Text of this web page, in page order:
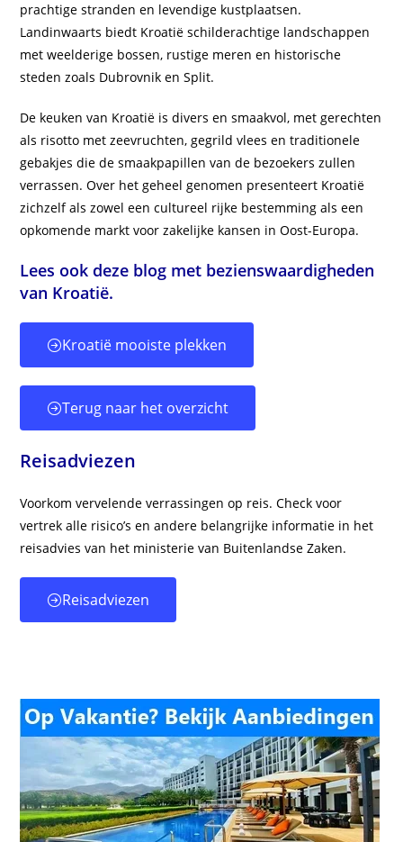
prachtige stranden en levendige kustplaatsen.
Landinwaarts biedt Kroatië schilderachtige landschappen
met weelderige bossen, rustige meren en historische
steden zoals Dubrovnik en Split.
De keuken van Kroatië is divers en smaakvol, met gerechten
als risotto met zeevruchten, gegrild vlees en traditionele
gebakjes die de smaakpapillen van de bezoekers zullen
verrassen. Over het geheel genomen presenteert Kroatië
zichzelf als zowel een cultureel rijke bestemming als een
opkomende markt voor zakelijke kansen in Oost-Europa.
Lees ook deze blog met bezienswaardigheden
van Kroatië.
Kroatië mooiste plekken
Terug naar het overzicht
Reisadviezen
Voorkom vervelende verrassingen op reis. Check voor
vertrek alle risico’s en andere belangrijke informatie in het
reisadvies van het ministerie van Buitenlandse Zaken.
Reisadviezen